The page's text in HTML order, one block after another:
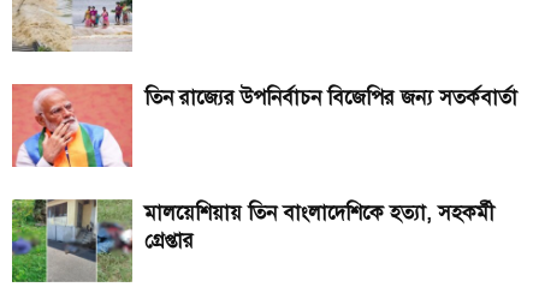
তিন রাজ্যের উপনির্বাচন বিজেপির জন্য সতর্কবার্তা
মালয়েশিয়ায় তিন বাংলাদেশিকে হত্যা, সহকর্মী
গ্রেপ্তার